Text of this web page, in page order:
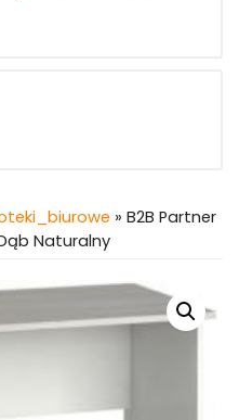
» B2B Partner
Naturalny